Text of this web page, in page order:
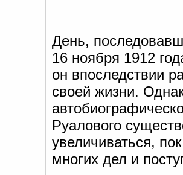
День,
16 ноября 1912
он впоследствии
своей жизни.
Руалового
увеличиваться,
многих дел и